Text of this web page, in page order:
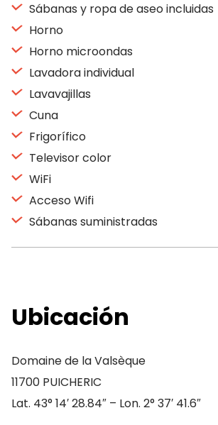
Sábanas y ropa de aseo incluidas
Horno
Horno microondas
Lavadora individual
Lavavajillas
Cuna
Frigorífico
Televisor color
WiFi
Acceso Wifi
Sábanas suministradas
Ubicación
Domaine de la Valsèque
11700 PUICHERIC
Lat. 43° 14′ 28.84″ – Lon. 2° 37′ 41.6″